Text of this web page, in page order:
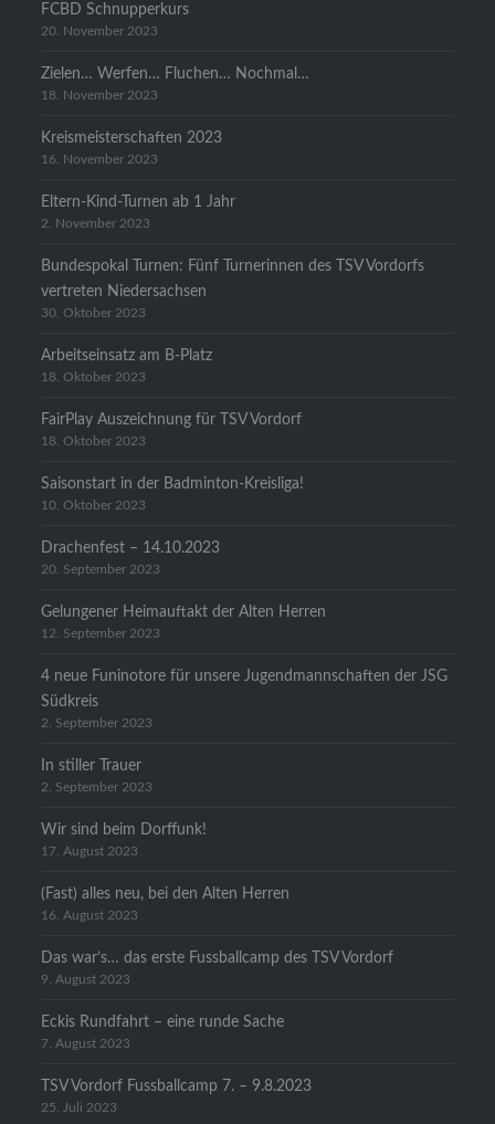
FCBD Schnupperkurs
20. November 2023
Zielen… Werfen… Fluchen… Nochmal…
18. November 2023
Kreismeisterschaften 2023
16. November 2023
Eltern-Kind-Turnen ab 1 Jahr
2. November 2023
Bundespokal Turnen: Fünf Turnerinnen des TSV Vordorfs
vertreten Niedersachsen
30. Oktober 2023
Arbeitseinsatz am B-Platz
18. Oktober 2023
FairPlay Auszeichnung für TSV Vordorf
18. Oktober 2023
Saisonstart in der Badminton-Kreisliga!
10. Oktober 2023
Drachenfest – 14.10.2023
20. September 2023
Gelungener Heimauftakt der Alten Herren
12. September 2023
4 neue Funinotore für unsere Jugendmannschaften der JSG
Südkreis
2. September 2023
In stiller Trauer
2. September 2023
Wir sind beim Dorffunk!
17. August 2023
(Fast) alles neu, bei den Alten Herren
16. August 2023
Das war’s… das erste Fussballcamp des TSV Vordorf
9. August 2023
Eckis Rundfahrt – eine runde Sache
7. August 2023
TSV Vordorf Fussballcamp 7. – 9.8.2023
25. Juli 2023